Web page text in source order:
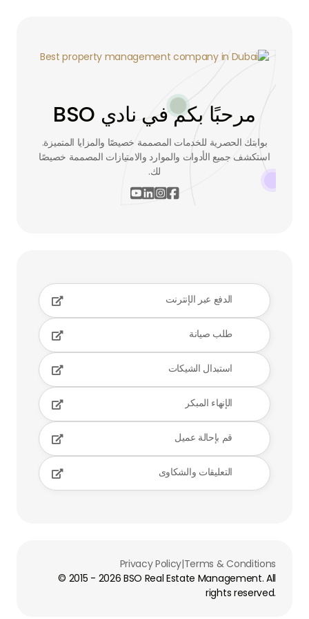
مرحبًا بكم في نادي BSO
بوابتك الحصرية للخدمات المصممة خصيصًا والمزايا المتميزة.
استكشف جميع الأدوات والموارد والامتيازات المصممة خصيصًا
لك.




الدفع عبر الإنترنت 
طلب صيانة 
استبدال الشيكات 
الإنهاء المبكر 
قم بإحالة عميل 
التعليقات والشكاوى 
© 2015 - 2026 BSO Real Estate Management. All
rights reserved.
Privacy Policy|Terms & Conditions